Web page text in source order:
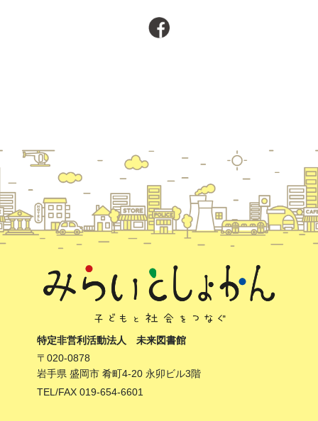
特定非営利活動法人 未来図書館
〒020-0878
岩手県 盛岡市 肴町4-20 永卯ビル3階
TEL/FAX 019-654-6601